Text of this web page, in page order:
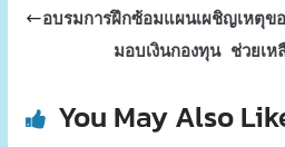
อบรมการฝึกซ้อมแผนเผชิญเหตุ
มอบเงินกองทุน ช่วยเห
You May Also